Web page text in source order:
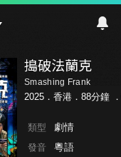
搗破法蘭克
Smashing Frank
2025．香港．88分鐘 ．
類型 劇情
發音 粵語